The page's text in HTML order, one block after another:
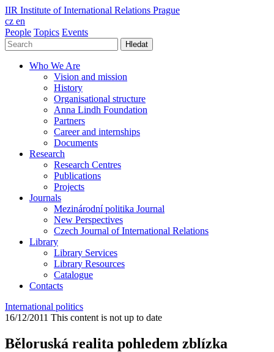
IIR Institute of International Relations Prague
cz en
People Topics Events
Hledat
Who We Are
Vision and mission
History
Organisational structure
Anna Lindh Foundation
Partners
Career and internships
Documents
Research
Research Centres
Publications
Projects
Journals
Mezinárodní politika Journal
New Perspectives
Czech Journal of International Relations
Library
Library Services
Library Resources
Catalogue
Contacts
International politics
16/12/2011 This content is not up to date
Běloruská realita pohledem zblízka